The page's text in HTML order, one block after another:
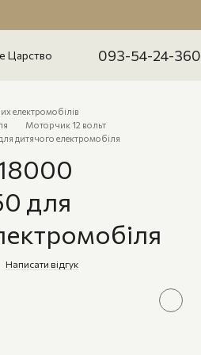
093-54-24-360
електромобілів
Моторчик 12 вольт
дитячого електромобіля
для
Написати відгук